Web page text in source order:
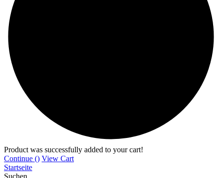
Product was successfully added to your cart!
Continue () View Cart
Startseite
Suchen